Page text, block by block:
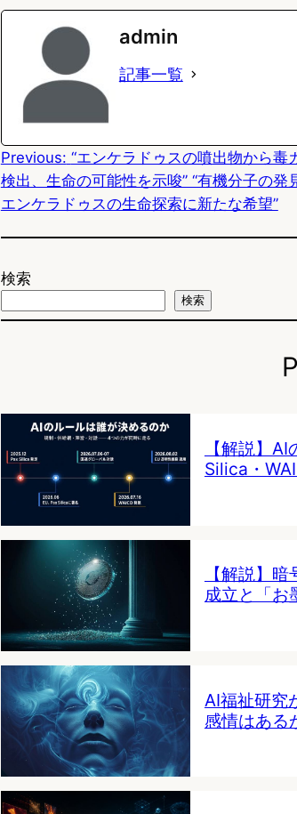
e
o
n
y
o
k
admin
記事一覧
Previous: “エンケラドゥスの噴出物から毒
検出、生命の可能性を示唆” “有機分子の発
エンケラドゥスの生命探索に新たな希望”
検索
検索
【解説】
Silica・
【解説】
成立と「お
AI福祉研究
感情はある